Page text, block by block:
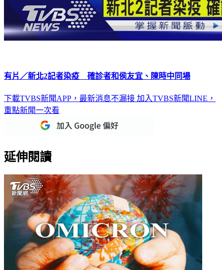
有片／新北2記者染疫 確診者和侯友宜、陳時中同場
下載TVBS新聞APP，最新消息不漏接 加入TVBS新聞LINE，
重點新聞一次看
延伸閱讀